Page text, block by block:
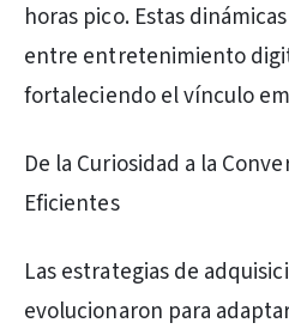
horas pico. Estas
entre entretenimiento
fortaleciendo el vínculo
De la Curiosidad a la
Eficientes
Las estrategias de
evolucionaron para